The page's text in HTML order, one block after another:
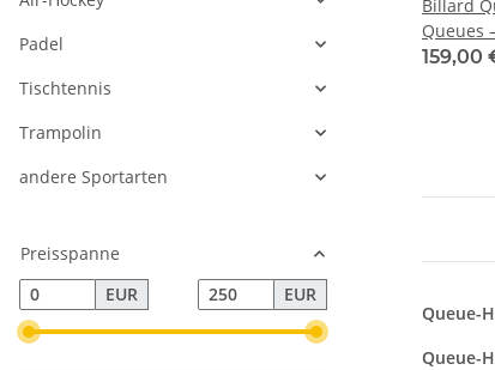
Billard
Queues
159,00
Queue-
Queue-
Padel
Tischtennis
Trampolin
andere Sportarten
Preisspanne
EUR
EUR